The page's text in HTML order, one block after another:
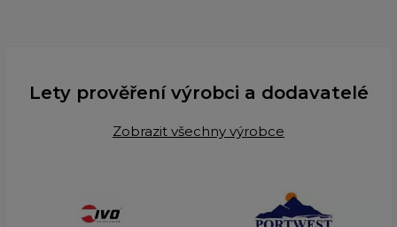
Lety prověření výrobci a dodavatelé
Zobrazit všechny výrobce